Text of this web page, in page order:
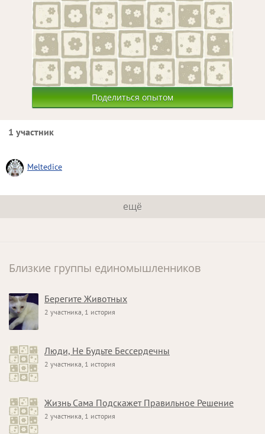
Поделиться опытом
1 участник
Meltedice
ещё
Близкие группы единомышленников
Берегите Животных
2 участника, 1 история
Люди, Не Будьте Бессердечны
2 участника, 1 история
Жизнь Сама Подскажет Правильное Решение
2 участника, 1 история